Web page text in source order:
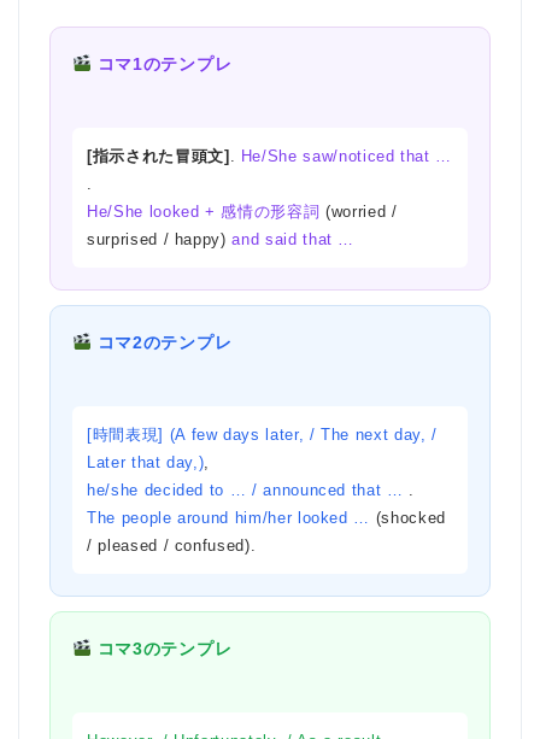
コマ1のテンプレ
[指示された冒頭文] . He/She saw/noticed that …
.
He/She looked + 感情の形容詞 (worried /
surprised / happy)and said that …
コマ2のテンプレ
[時間表現] (A few days later, / The next day, /
Later that day,),
he/she decided to … / announced that … .
The people around him/her looked … (shocked
/ pleased / confused).
コマ3のテンプレ